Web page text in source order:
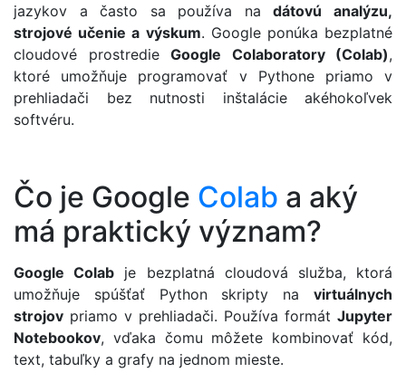
jazykov a často sa používa nadátovú analýzu,
strojové učenie a výskum. Google ponúka bezplatné
cloudové prostredie Google Colaboratory (Colab),
ktoré umožňuje programovať v Pythone priamo v
prehliadači bez nutnosti inštalácie akéhokoľvek
softvéru.
Čo je Google Colab a aký
má praktický význam?
Google Colab je bezplatná cloudová služba, ktorá
umožňuje spúšťať Python skripty na virtuálnych
strojov priamo v prehliadači. Používa formát Jupyter
Notebookov, vďaka čomu môžete kombinovať kód,
text, tabuľky a grafy na jednom mieste.